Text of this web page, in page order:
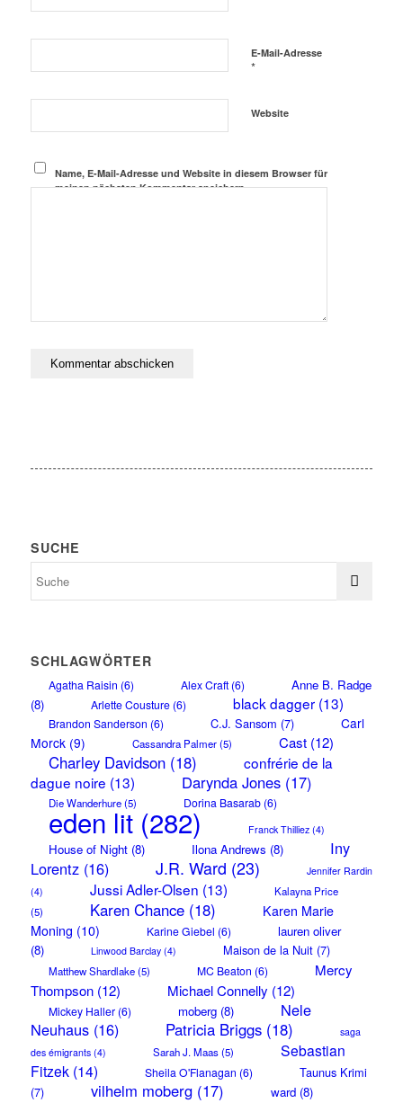
E-Mail-Adresse
*
Website
Name, E-Mail-Adresse und Website in diesem Browser für
meinen nächsten Kommentar speichern.
SUCHE
SCHLAGWÖRTER
Agatha Raisin (6) Alex Craft(6)
Anne B. Radge
(8)
Arlette Cousture(6) black dagger(13)
Brandon Sanderson (6) C.J. Sansom (7)
Carl
Morck(9) Cassandra Palmer(5) Cast(12)
Charley Davidson(18)
confrérie de la
dague noire (13) Darynda Jones(17)
Die Wanderhure(5) Dorina Basarab(6)
eden lit(282) Franck Thilliez(4)
House of Night(8) Ilona Andrews (8)
Iny
Lorentz(16) J.R. Ward (23)
Jennifer Rardin
(4)
Jussi Adler-Olsen (13)
Kalayna Price
(5)
Karen Chance(18)
Karen Marie
Moning (10) Karine Giebel (6)
lauren oliver
(8)
Linwood Barclay(4) Maison de la Nuit(7)
Matthew Shardlake(5) MC Beaton (6)
Mercy
Thompson(12) Michael Connelly (12)
Mickey Haller(6) moberg(8)
Nele
Neuhaus(16) Patricia Briggs(18)
saga
des émigrants(4) Sarah J. Maas(5)
Sebastian
Fitzek(14) Sheila O'Flanagan (6)
Taunus Krimi
(7)
vilhelm moberg(17) ward(8)